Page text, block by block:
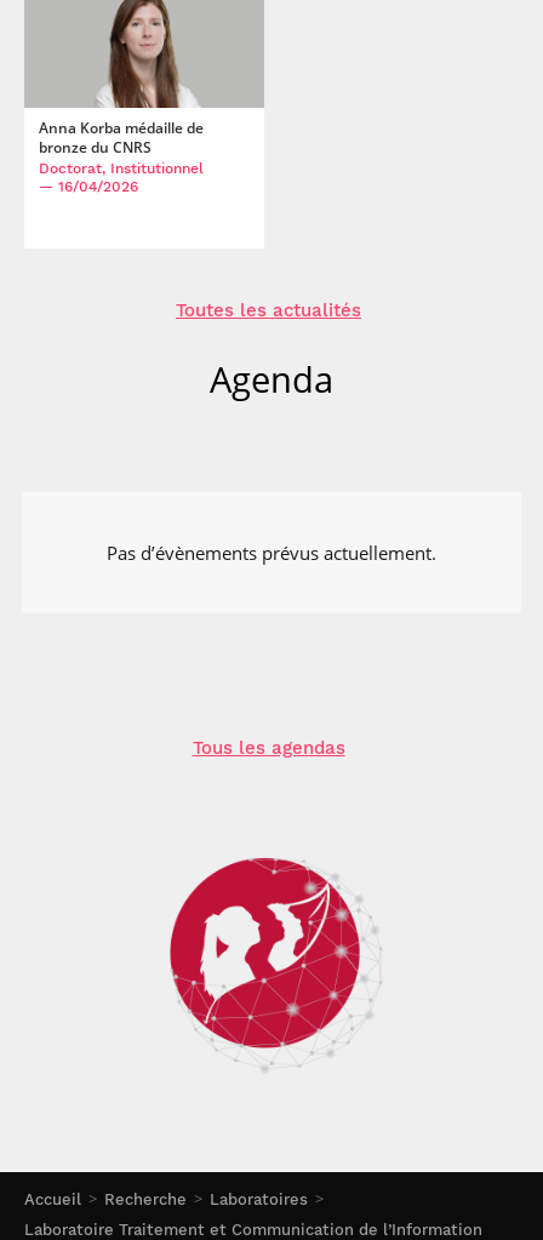
Accueil Recherche
Laboratoires
Laboratoire Traitement et Communication de l’Information
Anna Korba médaille de
bronze du CNRS
Doctorat, Institutionnel
— 16/04/2026
Toutes les actualités
Agenda
Pas d’évènements prévus actuellement.
Tous les agendas